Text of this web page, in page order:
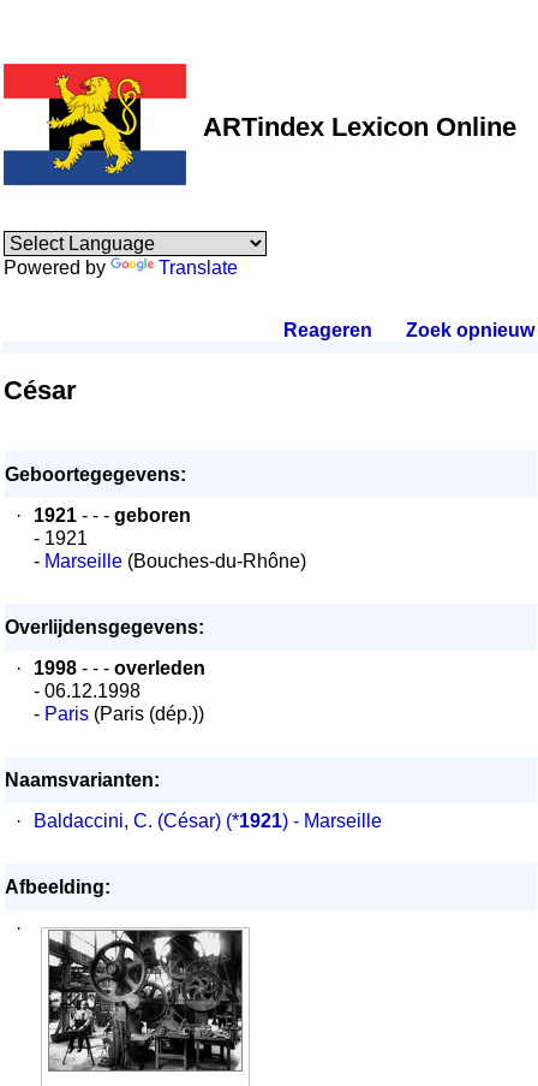
ARTindex Lexicon Online
Powered by Translate
Reageren Zoek opnieuw.
César
Geboortegegevens:
·
1921 - - - geboren
- 1921
- Marseille (Bouches-du-Rhône)
Overlijdensgegevens:
·
1998 - - - overleden
- 06.12.1998
- Paris (Paris (dép.))
Naamsvarianten:
·
Baldaccini, C. (César) (*1921) - Marseille
Afbeelding:
·